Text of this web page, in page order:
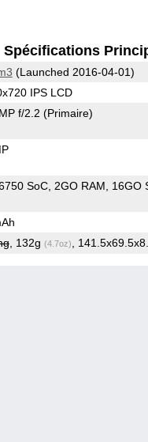
Spécifications
(Launched 2016-04-01)
IPS LCD
f/2.2 (Primaire)
SoC 2GO RAM 16GO
, 132g (4.7oz) ,